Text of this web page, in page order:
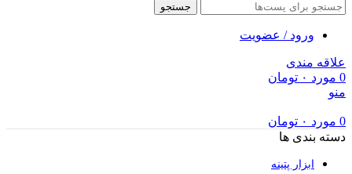
جستجو
ورود / عضویت
علاقه مندی
0 مورد ۰ تومان
منو
0 مورد ۰ تومان
دسته بندی ها
ابزار پتینه